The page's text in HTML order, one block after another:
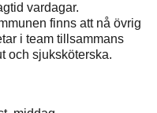
vardagar.
finns att nå övrig
i team tillsammans
och sjuksköterska.